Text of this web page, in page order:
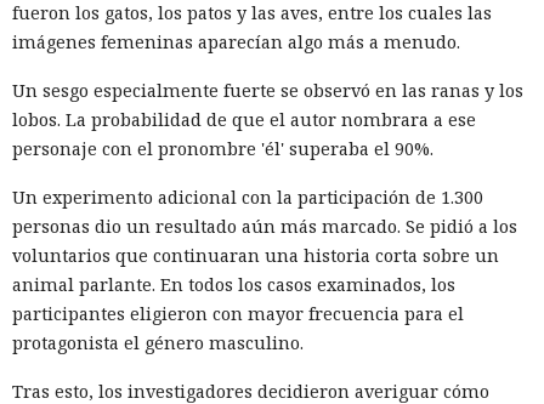
fueron los gatos, los patos y las aves, entre los cuales las
imágenes femeninas aparecían algo más a menudo.
Un sesgo especialmente fuerte se observó en las ranas y los
lobos. La probabilidad de que el autor nombrara a ese
personaje con el pronombre 'él' superaba el 90%.
Un experimento adicional con la participación de 1.300
personas dio un resultado aún más marcado. Se pidió a los
voluntarios que continuaran una historia corta sobre un
animal parlante. En todos los casos examinados, los
participantes eligieron con mayor frecuencia para el
protagonista el género masculino.
Tras esto, los investigadores decidieron averiguar cómo